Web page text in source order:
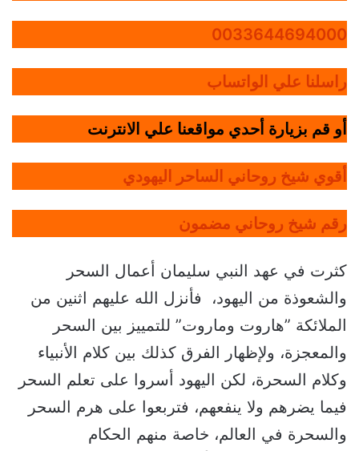
0033644694000
راسلنا علي الواتساب
أو قم بزيارة أحدي مواقعنا علي الانترنت
أقوي شيخ روحاني الساحر اليهودي
رقم شيخ روحاني مضمون
كثرت في عهد النبي سليمان أعمال السحر
والشعوذة من اليهود، فأنزل الله عليهم اثنين من
الملائكة ”هاروت وماروت” للتمييز بين السحر
والمعجزة، ولإظهار الفرق كذلك بين كلام الأنبياء
وكلام السحرة، لكن اليهود أسروا على تعلم السحر
فيما يضرهم ولا ينفعهم، فتربعوا على هرم السحر
والسحرة في العالم، خاصة منهم الحكام